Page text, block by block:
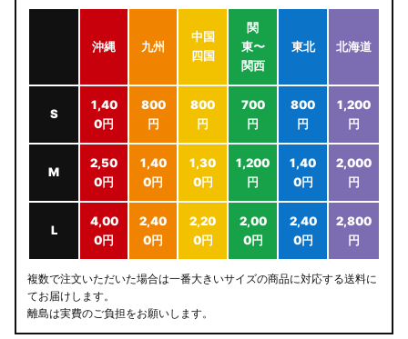
沖縄 九州
中国
四国
関
東〜
関西
東北 北海道
S
1,40
0円
800
円
800
円
700
円
800
円
1,200
円
M
2,50
0円
1,40
0円
1,30
0円
1,200
円
1,40
0円
2,000
円
L
4,00
0円
2,40
0円
2,20
0円
2,00
0円
2,40
0円
2,800
円
複数で注文いただいた場合は一番大きいサイズの商品に対応する送料に
てお届けします。
離島は実費のご負担をお願いします。